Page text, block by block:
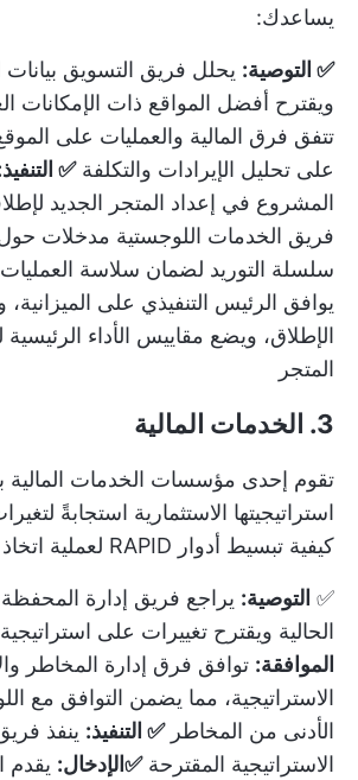
يساعدك:
✅ التوصية: يحلل فريق التسويق بيانات
ويقترح أفضل المواقع ذات الإمكانات
تتفق فرق المالية والعمليات على
على تحليل الإيرادات والتكلفة✅
المشروع في إعداد المتجر الجديد
فريق الخدمات اللوجستية مدخلات
سلسلة التوريد لضمان سلاسة
يوافق الرئيس التنفيذي على الميزانية،
الإطلاق، ويضع مقاييس الأداء
المتجر
3. الخدمات المالية
تقوم إحدى مؤسسات الخدمات المالية
استراتيجيتها الاستثمارية استجابةً
كيفية تبسيط أدوار RAPID لعملية اتخاذ القرار هذه:
✅ التوصية: يراجع فريق إدارة
الحالية ويقترح تغييرات على
الموافقة: توافق فرق إدارة المخاطر
الاستراتيجية، مما يضمن التوافق مع
الأدنى من المخاطر✅ التنفيذ: ينفذ
الاستراتيجية المقترحة✅الإدخال: يقدم